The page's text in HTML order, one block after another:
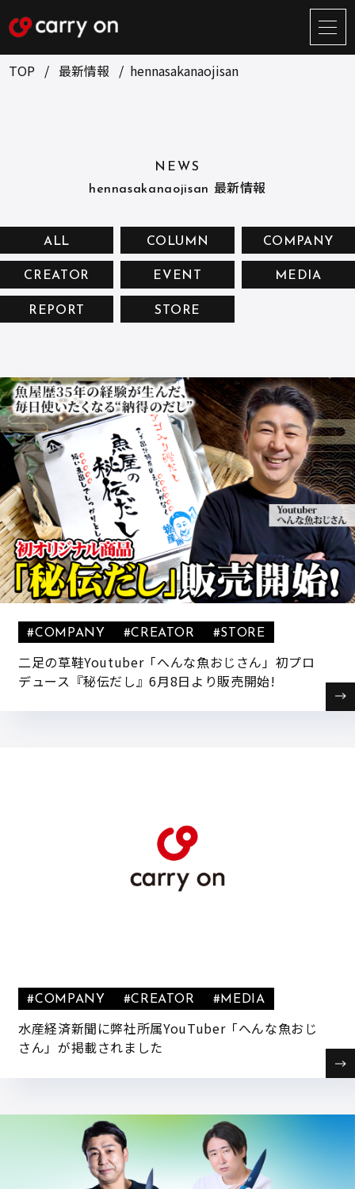
サ
イ
RECRUIT
CONTACT
お問い合せ
TOP 最新情報 hennasakanaojisan
NEWS
hennasakanaojisan 最新情報
ALL COLUMN COMPANY
CREATOR EVENT MEDIA
REPORT STORE
二足の草鞋Youtuber「へんな魚おじさん」初プロ
デュース『秘伝だし』6月8日より販売開始!
#COMPANY #CREATOR #STORE
水産経済新聞に弊社所属YouTuber「へんな魚おじ
さん」が掲載されました
#COMPANY #CREATOR #MEDIA